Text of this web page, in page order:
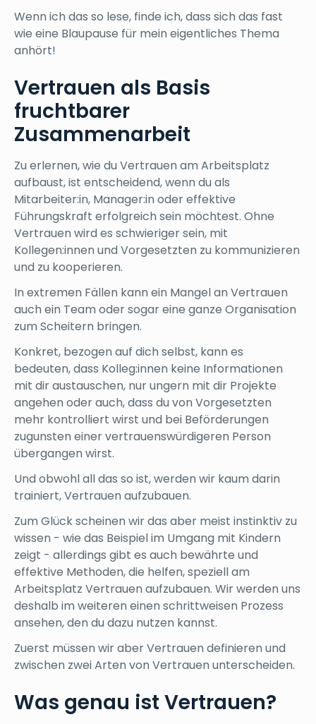
Wenn ich das so lese, finde ich, dass sich das fast
wie eine Blaupause für mein eigentliches Thema
anhört!
Vertrauen als Basis
fruchtbarer
Zusammenarbeit
Zu erlernen, wie du Vertrauen am Arbeitsplatz
aufbaust, ist entscheidend, wenn du als
Mitarbeiter:in, Manager:in oder effektive
Führungskraft erfolgreich sein möchtest. Ohne
Vertrauen wird es schwieriger sein, mit
Kollegen:innen und Vorgesetzten zu kommunizieren
und zu kooperieren.
In extremen Fällen kann ein Mangel an Vertrauen
auch ein Team oder sogar eine ganze Organisation
zum Scheitern bringen.
Konkret, bezogen auf dich selbst, kann es
bedeuten, dass Kolleg:innen keine Informationen
mit dir austauschen, nur ungern mit dir Projekte
angehen oder auch, dass du von Vorgesetzten
mehr kontrolliert wirst und bei Beförderungen
zugunsten einer vertrauenswürdigeren Person
übergangen wirst.
Und obwohl all das so ist, werden wir kaum darin
trainiert, Vertrauen aufzubauen.
Zum Glück scheinen wir das aber meist instinktiv zu
wissen - wie das Beispiel im Umgang mit Kindern
zeigt - allerdings gibt es auch bewährte und
effektive Methoden, die helfen, speziell am
Arbeitsplatz Vertrauen aufzubauen. Wir werden uns
deshalb im weiteren einen schrittweisen Prozess
ansehen, den du dazu nutzen kannst.
Zuerst müssen wir aber Vertrauen definieren und
zwischen zwei Arten von Vertrauen unterscheiden.
Was genau ist Vertrauen?